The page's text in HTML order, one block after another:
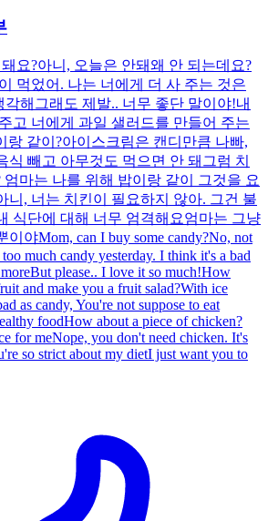
요?아니, 오늘은 안돼왜 안 되는데요?
먹었어. 나는 너에게 더 사 주는 것은
해그래도 제발.. 너무 좋단 말이야!내
고 너에게 과일 샐러드를 만들어 주는
랑 같이?아이스크림은 캔디만큼 나빠,
식 빼고 아무것도 먹으면 안 돼그럼 치
엄마는 나를 위해 밥이랑 같이 그것을 요
니, 너는 치킨이 필요하지 않아. 그건 불
식단에 대해 너무 엄격해요엄마는 그냥
야Mom, can I buy some candy?No, not
much candy yesterday. I think it's a bad
please.. I love it so much!How
and make you a fruit salad?With ice
as candy, You're not suppose to eat
foodHow about a piece of chicken?
for meNope, you don't need chicken. It's
so strict about my dietI just want you to